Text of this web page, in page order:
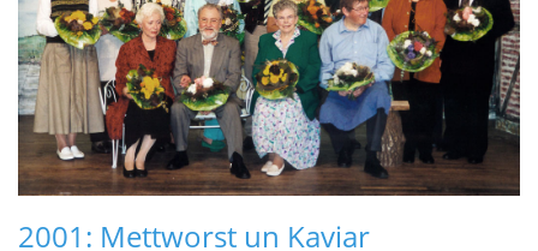
2001: Mettworst un Kaviar